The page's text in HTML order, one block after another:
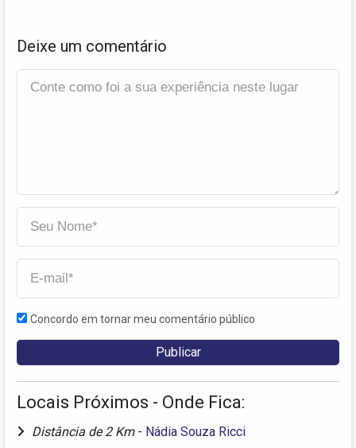
Deixe um comentário
Concordo em tornar meu comentário público
Locais Próximos - Onde Fica:
Distância de 2 Km - Nádia Souza Ricci